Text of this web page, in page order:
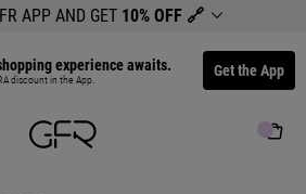
APP AND GET 10% OFF 🔗
experience awaits.
discount in the App. Get the App